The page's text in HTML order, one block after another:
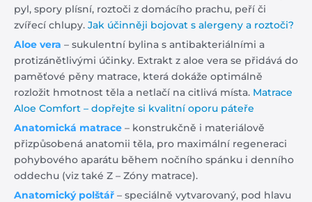
pyl, spory plísní, roztoči z domácího prachu, peří či
zvířecí chlupy. Jak účinněji bojovat s alergeny a roztoči?
Aloe vera – sukulentní bylina s antibakteriálními a
protizánětlivými účinky. Extrakt z aloe vera se přidává do
paměťové pěny matrace, která dokáže optimálně
rozložit hmotnost těla a netlačí na citlivá místa. Matrace
Aloe Comfort – dopřejte si kvalitní oporu páteře
Anatomická matrace – konstrukčně i materiálově
přizpůsobená anatomii těla, pro maximální regeneraci
pohybového aparátu během nočního spánku i denního
oddechu (viz také Z – Zóny matrace).
Anatomický polštář – speciálně vytvarovaný, pod hlavu